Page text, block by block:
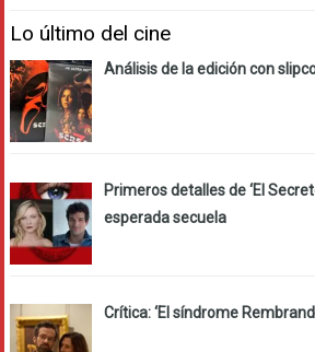
Lo último del cine
Análisis de la edición con
Primeros detalles de ‘El
esperada secuela
Crítica: ‘El síndrome